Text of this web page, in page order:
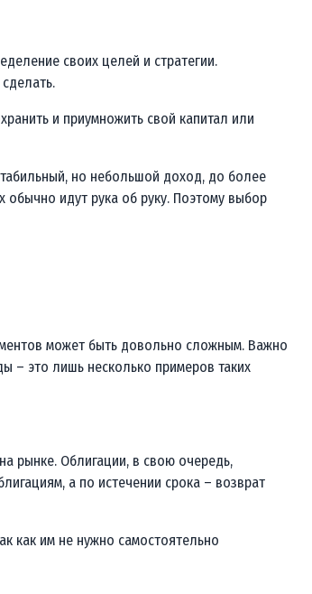
своих целей и стратегии.
и приумножить свой капитал или
но небольшой доход, до более
обычно идут рука об руку. Поэтому выбор
может быть довольно сложным. Важно
– это лишь несколько примеров таких
рынке. Облигации, в свою очередь,
а по истечении срока – возврат
как им не нужно самостоятельно